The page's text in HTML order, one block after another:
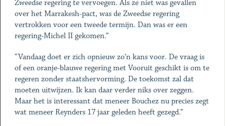
Zweedse regering te vervoegen. Als ze niet was gevallen
over het Marrakesh-pact, was de Zweedse regering
vertrokken voor een tweede termijn. Dan was er een
regering-Michel II gekomen.”
“Vandaag doet er zich opnieuw zo’n kans voor. De vraag is
of een oranje-blauwe regering met Vooruit geschikt is om te
regeren zonder staatshervorming. De toekomst zal dat
moeten uitwijzen. Ik kan daar verder niks over zeggen.
Maar het is interessant dat meneer Bouchez nu precies zegt
wat meneer Reynders 17 jaar geleden heeft gezegd.”